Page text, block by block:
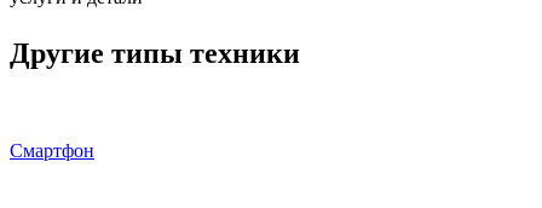
Другие типы техники
Смартфон